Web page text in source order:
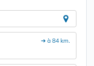
➔ à 84 km.